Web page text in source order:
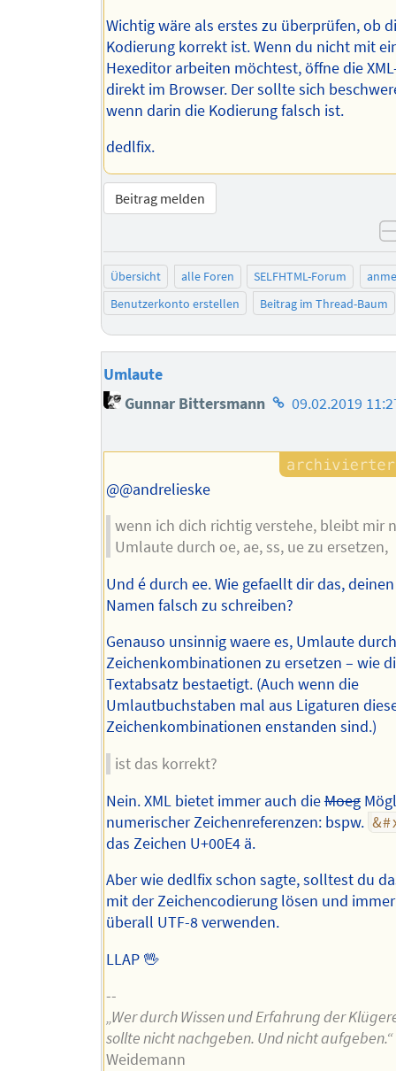
Wichtig wäre als erstes zu überprüfen, ob
Kodierung korrekt ist. Wenn du nicht mit
Hexeditor arbeiten möchtest, öffne die
direkt im Browser. Der sollte sich
wenn darin die Kodierung falsch ist.
dedlfix.
Beitrag melden
Übersicht alle Foren SELFHTML-Forum
Benutzerkonto erstellen
Beitrag im Thread-Baum
Umlaute
Gunnar Bittersmann Homepage
Autors
09.02.2019
@@andrelieske
wenn ich dich richtig verstehe, bleibt mir
Umlaute durch oe, ae, ss, ue zu ersetzen,
Und é durch ee. Wie gefaellt dir das,
Namen falsch zu schreiben?
Genauso unsinnig waere es, Umlaute durch
Zeichenkombinationen zu ersetzen – wie
Textabsatz bestaetigt. (Auch wenn die
Umlautbuchstaben mal aus Ligaturen
Zeichenkombinationen enstanden sind.)
ist das korrekt?
Nein. XML bietet immer auch dieMoeg
numerischer Zeichenreferenzen: bspw.
das Zeichen U+00E4 ä.
Aber wie dedlfix schon sagte, solltest du
mit der Zeichencodierung lösen und
überall UTF-8 verwenden.
LLAP 🖖
--
„Wer durch Wissen und Erfahrung der
sollte nicht nachgeben. Und nicht aufgeben.“
Weidemann